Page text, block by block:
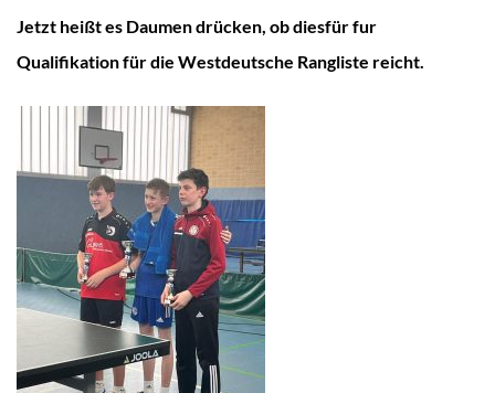
Jetzt heißt es Daumen drücken, ob diesfür fur
Qualifikation für die Westdeutsche Rangliste reicht.